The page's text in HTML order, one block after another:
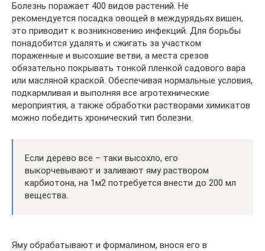
Болезнь поражает 400 видов растений. Не
рекомендуется посадка овощей в междурядьях вишен,
это приводит к возникновению инфекций. Для борьбы
понадобится удалять и сжигать за участком
пораженные и высохшие ветви, а места срезов
обязательно покрывать тонкой пленкой садового вара
или масляной краской. Обеспечивая нормальные условия,
подкармливая и выполняя все агротехнические
мероприятия, а также обработки растворами химикатов
можно победить хронический тип болезни.
Если дерево все – таки высохло, его
выкорчевывают и заливают яму раствором
карбиотона, на 1м2 потребуется внести до 200 мл
вещества.
Яму обрабатывают и формалином, внося его в